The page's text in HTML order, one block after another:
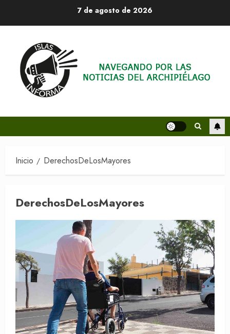
7 de agosto de 2026
Inicio DerechosDeLosMayores
DerechosDeLosMayores